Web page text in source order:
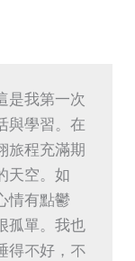
是我第一次
與學習。在
旅程充滿期
天空。如
情有點鬱
孤單。我也
得不好，不